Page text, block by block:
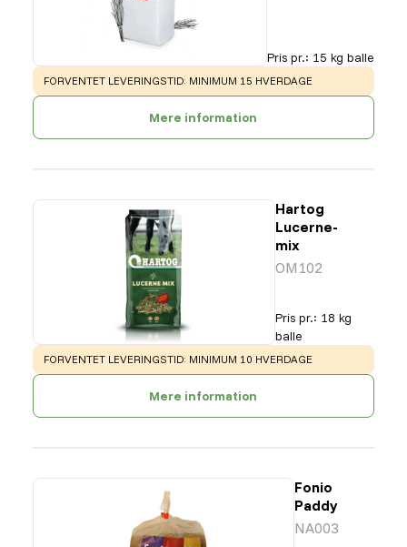
Pris pr.: 15 kg balle
WARNING:
FORVENTET LEVERINGSTID: MINIMUM 15 HVERDAGE
Mere information
Hartog
Lucerne-
mix
OM102
Pris pr.: 18 kg
balle
WARNING:
FORVENTET LEVERINGSTID: MINIMUM 10 HVERDAGE
Mere information
Fonio
Paddy
NA003